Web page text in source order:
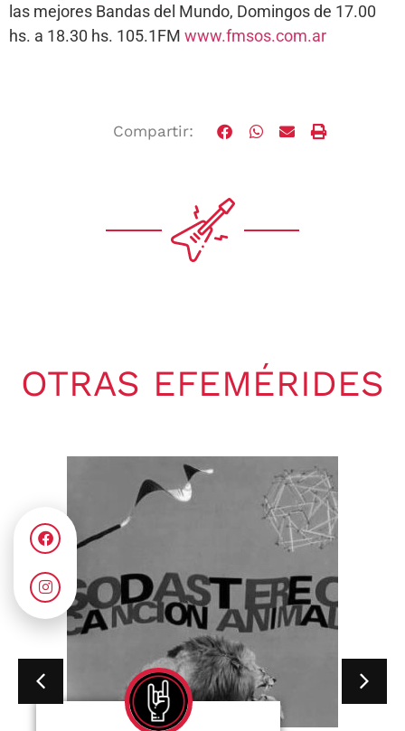
las mejores Bandas del Mundo, Domingos de 17.00
hs. a 18.30 hs. 105.1FM www.fmsos.com.ar
Compartir:
OTRAS EFEMÉRIDES